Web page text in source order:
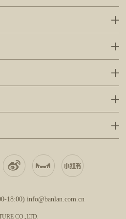
18:00) info@banlan.com.cn
CO.,LTD.